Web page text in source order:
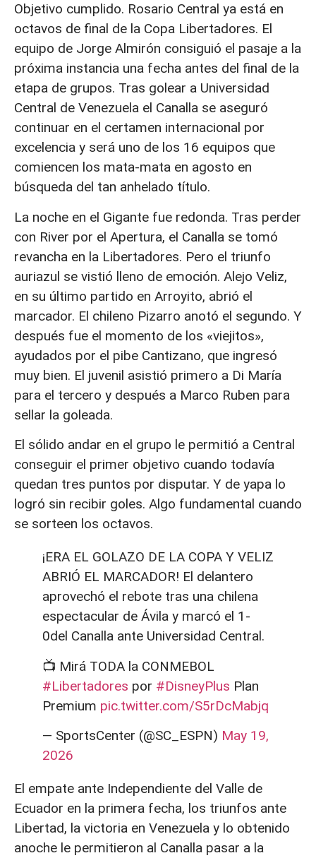
Objetivo cumplido. Rosario Central ya está en
octavos de final de la Copa Libertadores. El
equipo de Jorge Almirón consiguió el pasaje a la
próxima instancia una fecha antes del final de la
etapa de grupos. Tras golear a Universidad
Central de Venezuela el Canalla se aseguró
continuar en el certamen internacional por
excelencia y será uno de los 16 equipos que
comiencen los mata-mata en agosto en
búsqueda del tan anhelado título.
La noche en el Gigante fue redonda. Tras perder
con River por el Apertura, el Canalla se tomó
revancha en la Libertadores. Pero el triunfo
auriazul se vistió lleno de emoción. Alejo Veliz,
en su último partido en Arroyito, abrió el
marcador. El chileno Pizarro anotó el segundo. Y
después fue el momento de los «viejitos»,
ayudados por el pibe Cantizano, que ingresó
muy bien. El juvenil asistió primero a Di María
para el tercero y después a Marco Ruben para
sellar la goleada.
El sólido andar en el grupo le permitió a Central
conseguir el primer objetivo cuando todavía
quedan tres puntos por disputar. Y de yapa lo
logró sin recibir goles. Algo fundamental cuando
se sorteen los octavos.
¡ERA EL GOLAZO DE LA COPA Y VELIZ
ABRIÓ EL MARCADOR! El delantero
aprovechó el rebote tras una chilena
espectacular de Ávila y marcó el 1-
0del Canalla ante Universidad Central.
📺 Mirá TODA la CONMEBOL
#Libertadores por #DisneyPlus Plan
Premium pic.twitter.com/S5rDcMabjq
— SportsCenter (@SC_ESPN) May 19,
2026
El empate ante Independiente del Valle de
Ecuador en la primera fecha, los triunfos ante
Libertad, la victoria en Venezuela y lo obtenido
anoche le permitieron al Canalla pasar a la